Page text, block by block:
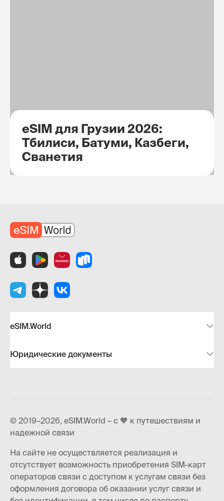
eSIM для Грузии 2026:
Тбилиси, Батуми, Казбеги,
Сванетия
eSIM.World
Юридические документы
© 2019–2026, eSIM.World – с 🧡 к путешествиям и
надежной связи
На сайте не осуществляется реализация и
отсутствует возможность приобретения SIM-карт
операторов связи с доступом к услугам связи без
оформления договора об оказании услуг связи и